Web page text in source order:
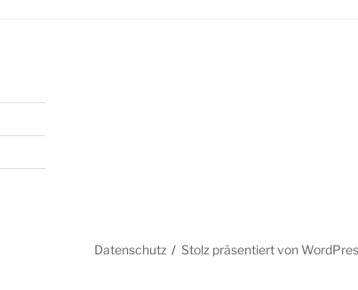
Datenschutz Stolz präsentiert von